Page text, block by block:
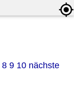
8 9 10 nächste